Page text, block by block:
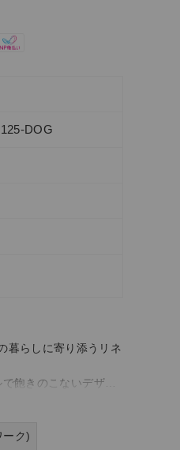
DOG
暮らしに寄り添うリネ
飽きのこないデザイ
材は、洗うたびに風
ドリネン、バッグな
ーク)